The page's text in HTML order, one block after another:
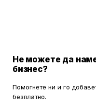
Не можете да
бизнес?
Помогнете ни и го
безплатно.